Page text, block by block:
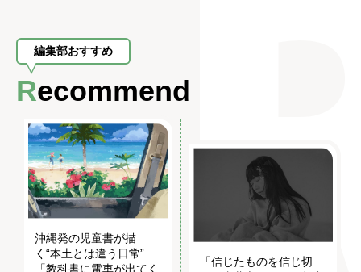
編集部おすすめ
Recommend
沖縄発の児童書が描
く“本土とは違う日常”
「教科書に電車が出てく
「信じたものを信じ切